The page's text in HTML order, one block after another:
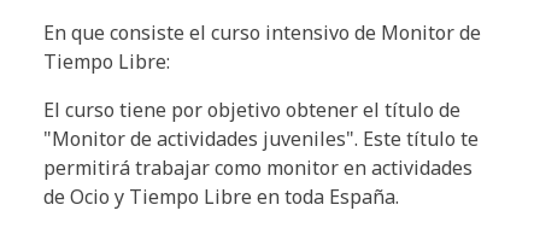
En que consiste el curso intensivo de Monitor de
Tiempo Libre:
El curso tiene por objetivo obtener el título de
"Monitor de actividades juveniles". Este título te
permitirá trabajar como monitor en actividades
de Ocio y Tiempo Libre en toda España.